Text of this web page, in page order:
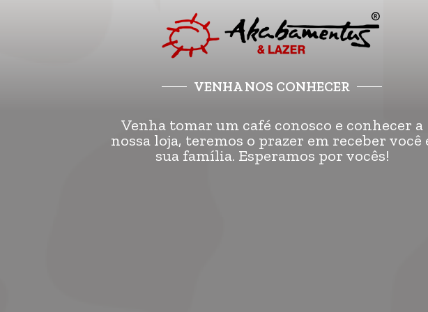
VENHA NOS CONHECER
Venha tomar um café conosco e conhecer a
nossa loja, teremos o prazer em receber você
sua família. Esperamos por vocês!